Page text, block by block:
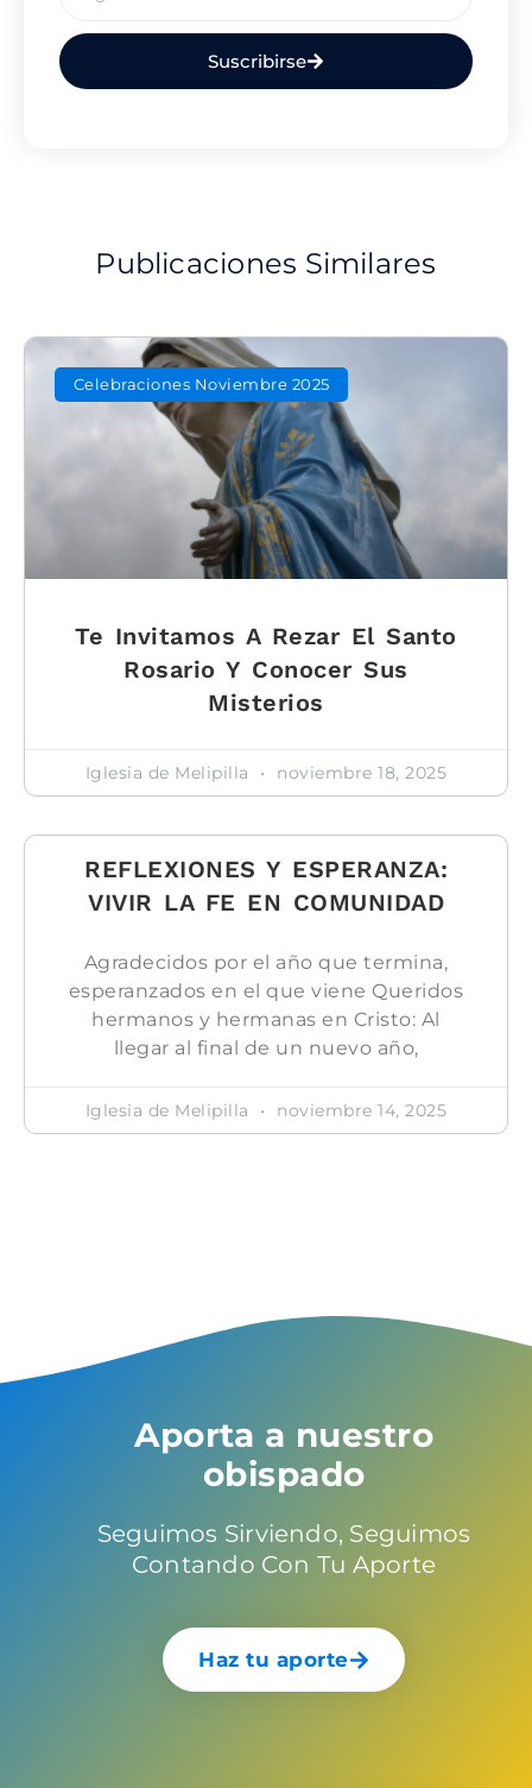
Suscribirse
Publicaciones Similares
Celebraciones Noviembre 2025
Te Invitamos A Rezar El Santo
Rosario Y Conocer Sus
Misterios
Iglesia de Melipilla noviembre 18, 2025
REFLEXIONES Y ESPERANZA:
VIVIR LA FE EN COMUNIDAD
Agradecidos por el año que termina,
esperanzados en el que viene Queridos
hermanos y hermanas en Cristo: Al
llegar al final de un nuevo año,
Iglesia de Melipilla noviembre 14, 2025
Aporta a nuestro
obispado
Seguimos Sirviendo, Seguimos
Contando Con Tu Aporte
Haz tu aporte